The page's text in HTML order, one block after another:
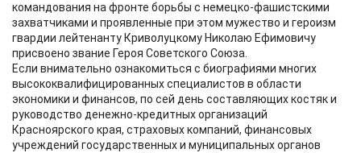
командования на фронте борьбы с немецко-фашистскими
захватчиками и проявленные при этом мужество и героизм
гвардии лейтенанту Криволуцкому Николаю Ефимовичу
присвоено звание Героя Советского Союза.
Если внимательно ознакомиться с биографиями многих
высококвалифицированных специалистов в области
экономики и финансов, по сей день составляющих костяк и
руководство денежно-кредитных организаций
Красноярского края, страховых компаний, финансовых
учреждений государственных и муниципальных органов